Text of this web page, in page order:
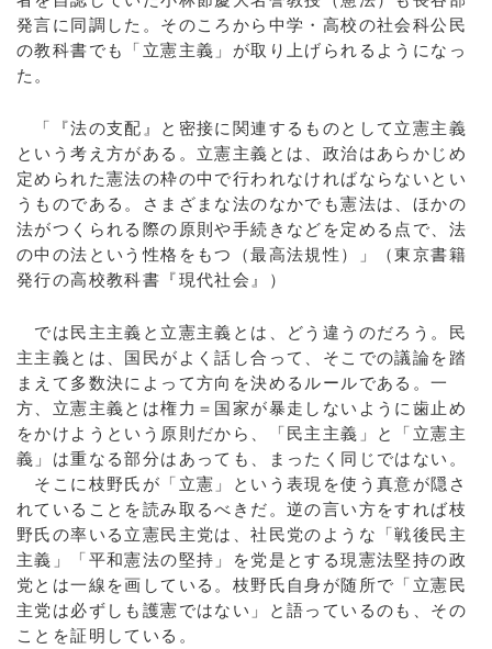
発言に同調した。そのころから中学・高校の社会科公民
の教科書でも「立憲主義」が取り上げられるようになっ
た。
「『法の支配』と密接に関連するものとして立憲主義
という考え方がある。立憲主義とは、政治はあらかじめ
定められた憲法の枠の中で行われなければならないとい
うものである。さまざまな法のなかでも憲法は、ほかの
法がつくられる際の原則や手続きなどを定める点で、法
の中の法という性格をもつ（最高法規性）」（東京書籍
発行の高校教科書『現代社会』）
では民主主義と立憲主義とは、どう違うのだろう。民
主主義とは、国民がよく話し合って、そこでの議論を踏
まえて多数決によって方向を決めるルールである。一
方、立憲主義とは権力＝国家が暴走しないように歯止め
をかけようという原則だから、「民主主義」と「立憲主
義」は重なる部分はあっても、まったく同じではない。
そこに枝野氏が「立憲」という表現を使う真意が隠さ
れていることを読み取るべきだ。逆の言い方をすれば枝
野氏の率いる立憲民主党は、社民党のような「戦後民主
主義」「平和憲法の堅持」を党是とする現憲法堅持の政
党とは一線を画している。枝野氏自身が随所で「立憲民
主党は必ずしも護憲ではない」と語っているのも、その
ことを証明している。